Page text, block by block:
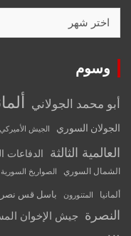
وسوم
أبو محمد الجولاني
الجولان السوري الجيش الأميركي
العالمية الثالثة
الدفاعات
الشمال السوري الصواريخ السورية
ألمانيا المتنورون باسل قس نصر
النصرة
جيش الإخوان